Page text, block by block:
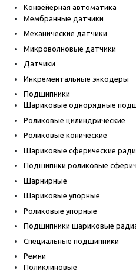
Конвейерная автоматика
Мембранные датчики
Механические датчики
Микроволновые датчики
Датчики
Инкрементальные энкодеры
Подшипники
Шариковые однорядные
Роликовые цилиндрические
Роликовые конические
Шариковые сферические
Подшипнки роликовые
Шарнирные
Шариковые упорные
Роликовые упорные
Подшипники шариковые
Специальные подшипники
Ремни
Поликлиновые